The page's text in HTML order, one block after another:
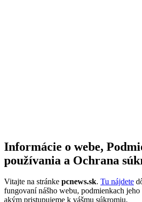
Informácie o webe,
používania a Ochrana
Vitajte na stránke pcnews.sk. Tu nájdete
fungovaní nášho webu, podmienkach jeho
akým pristupujeme k vášmu súkromiu.